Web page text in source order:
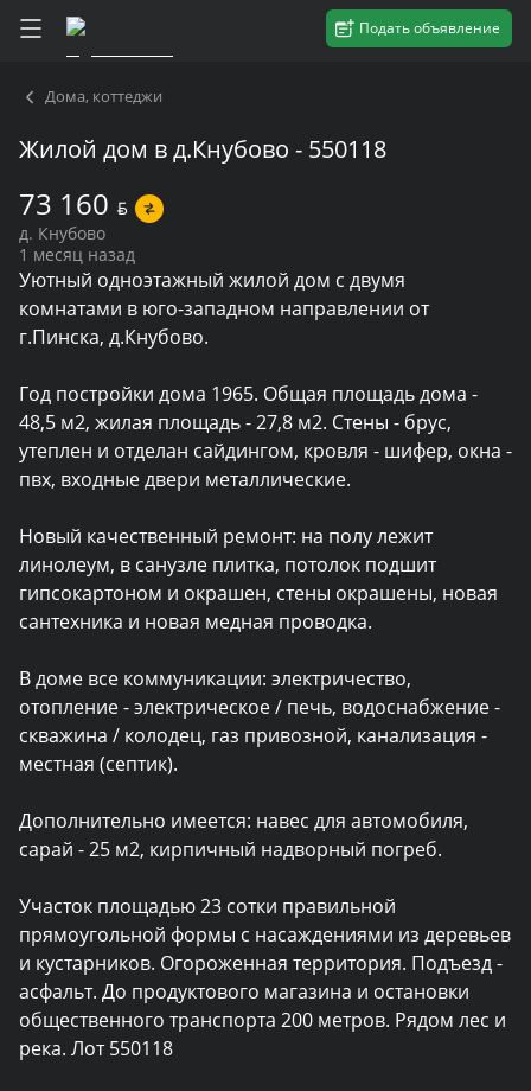
Подать объявление
Дома, коттеджи
Жилой дом в д.Кнубово - 550118
73 160 BYN
д. Кнубово
1 месяц назад
Уютный одноэтажный жилой дом с двумя
комнатами в юго-западном направлении от
г.Пинска, д.Кнубово.
Год постройки дома 1965. Общая площадь дома -
48,5 м2, жилая площадь - 27,8 м2. Стены - брус,
утеплен и отделан сайдингом, кровля - шифер, окна -
пвх, входные двери металлические.
Новый качественный ремонт: на полу лежит
линолеум, в санузле плитка, потолок подшит
гипсокартоном и окрашен, стены окрашены, новая
сантехника и новая медная проводка.
В доме все коммуникации: электричество,
отопление - электрическое / печь, водоснабжение -
скважина / колодец, газ привозной, канализация -
местная (септик).
Дополнительно имеется: навес для автомобиля,
сарай - 25 м2, кирпичный надворный погреб.
Участок площадью 23 сотки правильной
прямоугольной формы с насаждениями из деревьев
и кустарников. Огороженная территория. Подъезд -
асфальт. До продуктового магазина и остановки
общественного транспорта 200 метров. Рядом лес и
река. Лот 550118